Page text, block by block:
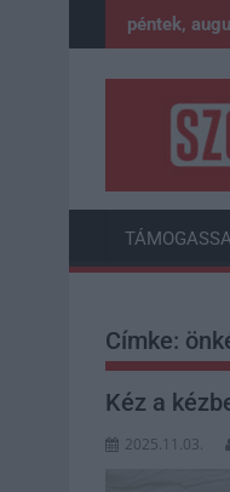
to
péntek,
Címke:
Kéz a
2025.11.03.